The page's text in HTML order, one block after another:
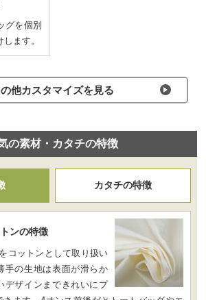
グを個別
ます。
他カスタマイズを⾒る
の素材・カタチの特徴
カタチの特徴
ンの特徴
コットンとして取り扱い
手の生地は表面が滑らか
デザインまできれいにプ